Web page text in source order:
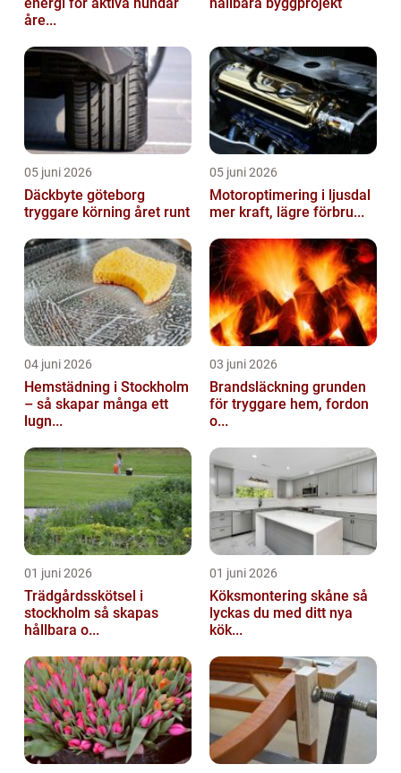
åre...
05 juni 2026
Däckbyte göteborg
tryggare körning året runt
05 juni 2026
Motoroptimering i ljusdal
mer kraft, lägre förbru...
04 juni 2026
Hemstädning i Stockholm
– så skapar många ett
lugn...
03 juni 2026
Brandsläckning grunden
för tryggare hem, fordon
o...
01 juni 2026
Trädgårdsskötsel i
stockholm så skapas
hållbara o...
01 juni 2026
Köksmontering skåne så
lyckas du med ditt nya
kök...